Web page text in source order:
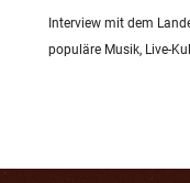
Interview mit dem
populäre Musik, Live-